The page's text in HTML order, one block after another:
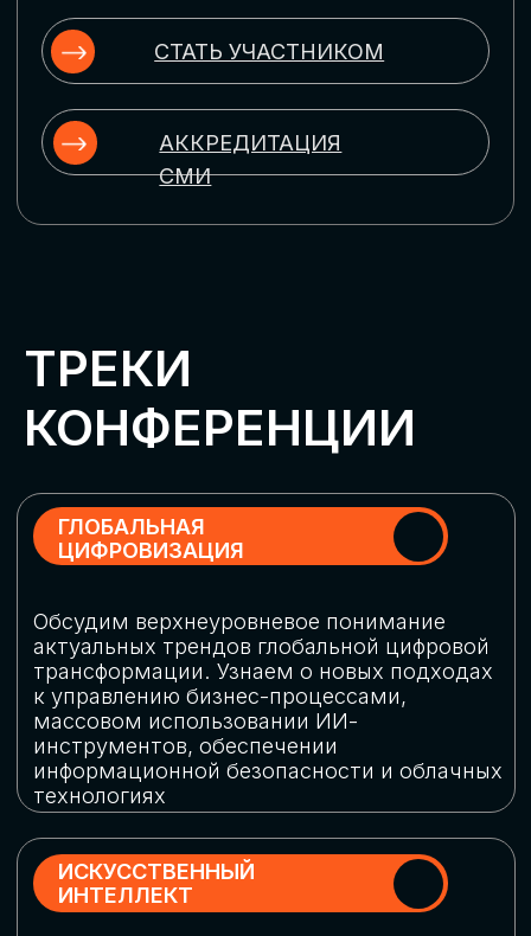
Выясним, как в наши дни уверенно
защищать свой бизнес от киберугроз
ЦИФРОВИЗАЦИЯ
МАРКЕТИНГА И ПРОДАЖ
Обменяемся опытом, какие ИИ-решения
в маркетинге и продажах наиболее
рекламными кампаниями показывают
наибольшую эффективность
комплексные решения для роста
производительности и кейсы
оптимизации процессов найма,
развития, оценки и удержания
РОБОТИЗАЦИЯ
Узнаем, в каких отраслях ИИ
«материализуется», какие роботы
решают сложные бизнес-задачи, а где
только обсуждают концепции
роботизации и потенциальные бюджеты
на тестирование образцов
ЦИФРОВИЗАЦИЯ
КЛИЕНТСКОГО СЕРВИСА
Разберем кейсы в сфере цифровизации